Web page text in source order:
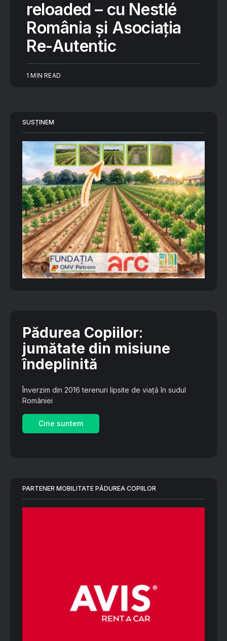
reloaded – cu Nestlé
România și Asociația
Re-Autentic
1 MIN READ
SUSȚINEM
Pădurea Copiilor:
jumătate din misiune
îndeplinită
Înverzim din 2016 terenuri lipsite de viață în sudul
României
Cine suntem
PARTENER MOBILITATE PĂDUREA COPIILOR